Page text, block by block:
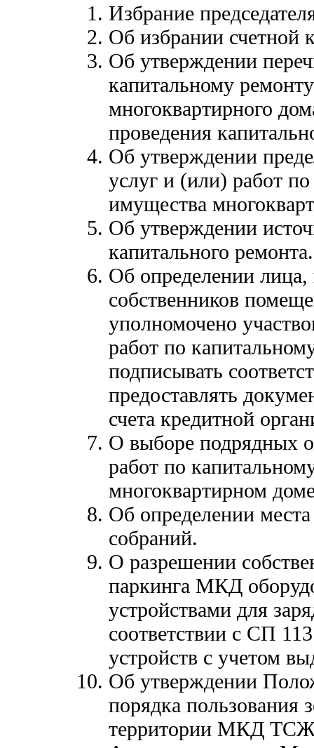
Избрание
Об избрании счетной
Об утверждении
капитальному
многоквартирного
проведения
Об утверждении
услуг и (или) работ
имущества
Об утверждении
капитального ремонта.
Об определении лица,
собственников
уполномочено
работ по
подписывать
предоставлять
счета кредитной
О выборе подрядных
работ по
многоквартирном
Об определении
собраний.
О разрешении
паркинга МКД
устройствами для
соответствии с СП
устройств с учетом
Об утверждении
порядка пользования
территории МКД ТСЖ